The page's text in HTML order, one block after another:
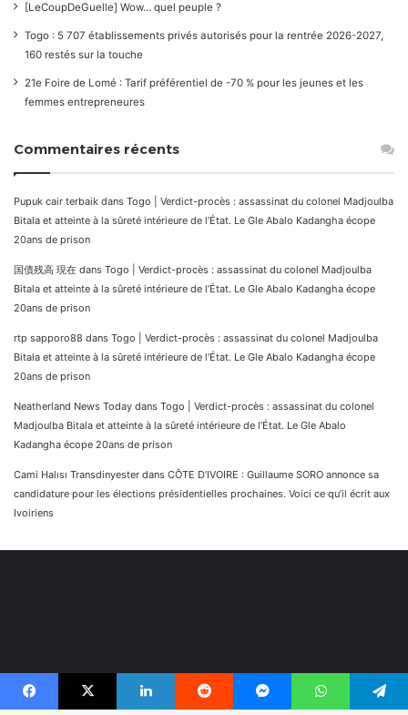
[LeCoupDeGuelle] Wow… quel peuple ?
Togo : 5 707 établissements privés autorisés pour la rentrée 2026-2027,
160 restés sur la touche
21e Foire de Lomé : Tarif préférentiel de -70 % pour les jeunes et les
femmes entrepreneures
Commentaires récents
Pupuk cair terbaik dans Togo | Verdict-procès : assassinat du colonel Madjoulba
Bitala et atteinte à la sûreté intérieure de l’État. Le Gle Abalo Kadangha écope
20ans de prison
国債残高 現在 dans Togo | Verdict-procès : assassinat du colonel Madjoulba
Bitala et atteinte à la sûreté intérieure de l’État. Le Gle Abalo Kadangha écope
20ans de prison
rtp sapporo88 dans Togo | Verdict-procès : assassinat du colonel Madjoulba
Bitala et atteinte à la sûreté intérieure de l’État. Le Gle Abalo Kadangha écope
20ans de prison
Neatherland News Today dans Togo | Verdict-procès : assassinat du colonel
Madjoulba Bitala et atteinte à la sûreté intérieure de l’État. Le Gle Abalo
Kadangha écope 20ans de prison
Cami Halısı Transdinyester dans CÔTE D’IVOIRE : Guillaume SORO annonce sa
candidature pour les élections présidentielles prochaines. Voici ce qu’il écrit aux
Ivoiriens
Facebook X Linkedin Reddit Messenger WhatsApp Telegram